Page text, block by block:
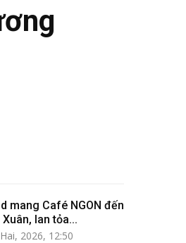
mang Café NGON đến
lan tỏa...
2026, 12:50